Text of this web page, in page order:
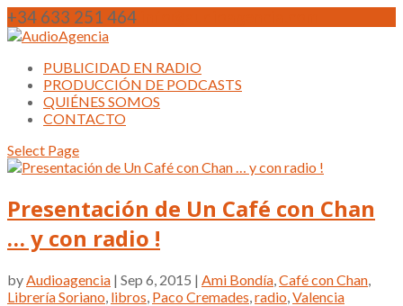
+34 633 251 464
PUBLICIDAD EN RADIO
PRODUCCIÓN DE PODCASTS
QUIÉNES SOMOS
CONTACTO
Select Page
Presentación de Un Café con Chan
… y con radio !
byAudioagencia | Sep 6, 2015 | Ami Bondía,Café con Chan,
Librería Soriano, libros, Paco Cremades,radio,Valencia